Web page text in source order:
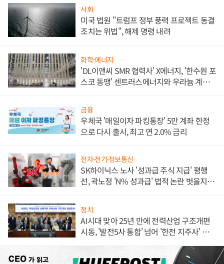
사회
미국 법원 "트럼프 정부 풍력 프로젝트 동결
조치는 위법", 해제 명령 내려
화학·에너지
'DL이앤씨 SMR 협력사' X에너지, '한수원 포
스코 동맹' 센트러스에너지와 우라늄 계약
금융
우체국 '매일이자 파킹통장' 5만 계좌 한정
으로 다시 출시, 최고 연 2.0% 금리
전자·전기·정보통신
SK하이닉스 노사 '성과급 주식 지급' 평행
선, 곽노정 'N% 성과급' 법적 논란 벗을지 주
정치
AI시대 맞아 25년 만에 전력산업 구조개편
시동, '발전5사 통합' 넘어 '한전 지주사' 재편